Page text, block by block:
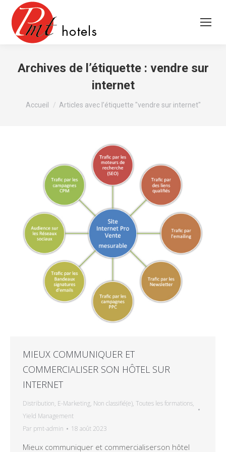
Archives de l’étiquette : vendre sur
internet
Vous êtes ici :
Accueil Articles avec l’étiquette "vendre sur internet"
MIEUX COMMUNIQUER ET
COMMERCIALISER SON HÔTEL SUR
INTERNET
Distribution, E-Marketing, Non classifié(e), Toutes les formations,
Yield Management
Par pmt-admin 18 août 2023
Mieux communiquer et commercialiserson hôtel